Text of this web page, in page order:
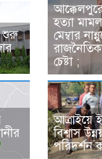
শুরু
হত্যা
মেম্বার
চেষ্টা ;
আত্রাইয়ে
বিশ্বাস
পরিদর্শন